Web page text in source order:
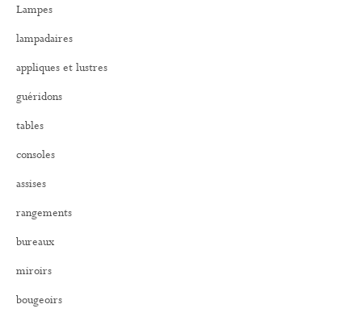
c
e
:
Lampes
lampadaires
appliques et lustres
guéridons
tables
consoles
assises
rangements
bureaux
miroirs
bougeoirs